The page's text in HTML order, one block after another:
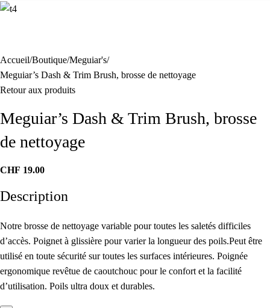
Accueil Boutique Meguiar's
Meguiar’s Dash & Trim Brush, brosse de nettoyage
Retour aux produits
Meguiar’s Dash & Trim Brush, brosse
de nettoyage
CHF 19.00
Description
Notre brosse de nettoyage variable pour toutes les saletés difficiles
d’accès. Poignet à glissière pour varier la longueur des poils.Peut être
utilisé en toute sécurité sur toutes les surfaces intérieures. Poignée
ergonomique revêtue de caoutchouc pour le confort et la facilité
d’utilisation. Poils ultra doux et durables.